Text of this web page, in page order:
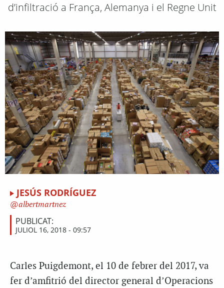
d’infiltració a França, Alemanya i el Regne Unit
JESÚS RODRÍGUEZ
albertmartnez
PUBLICAT:
JULIOL 16, 2018 - 09:57
Carles Puigdemont, el 10 de febrer del 2017, va
fer d’amfitrió del director general d’Operacions